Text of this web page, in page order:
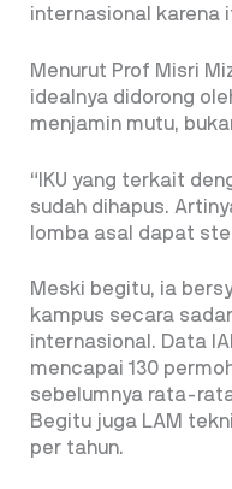
internasional karena
Menurut Prof Misri
idealnya didorong
menjamin mutu,
“IKU yang terkait
sudah dihapus.
lomba asal dapat
Meski begitu, ia
kampus secara
internasional. Data
mencapai 130
sebelumnya rata-
Begitu juga LAM
per tahun.